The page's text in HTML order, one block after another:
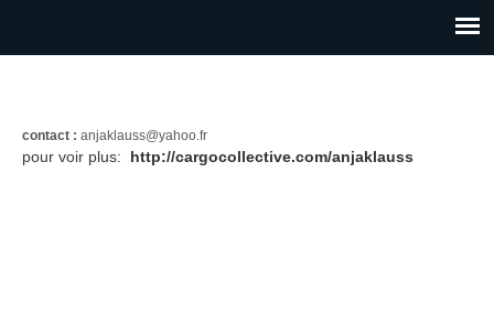
contact : anjaklauss@yahoo.fr
pour voir plus: http://cargocollective.com/anjaklauss